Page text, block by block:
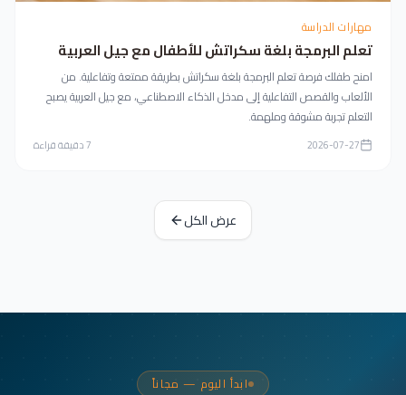
مهارات الدراسة
تعلم البرمجة بلغة سكراتش للأطفال مع جيل العربية
امنح طفلك فرصة تعلم البرمجة بلغة سكراتش بطريقة ممتعة وتفاعلية. من
الألعاب والقصص التفاعلية إلى مدخل الذكاء الاصطناعي، مع جيل العربية يصبح
التعلم تجربة مشوقة وملهمة.
2026-07-27
7دقيقة قراءة
عرض الكل
ابدأ اليوم — مجاناً